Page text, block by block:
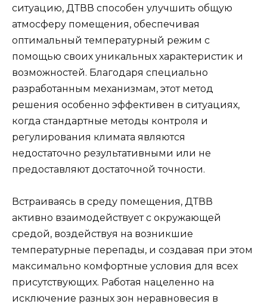
ситуацию, ДТВВ способен улучшить общую
атмосферу помещения, обеспечивая
оптимальный температурный режим с
помощью своих уникальных характеристик и
возможностей. Благодаря специально
разработанным механизмам, этот метод
решения особенно эффективен в ситуациях,
когда стандартные методы контроля и
регулирования климата являются
недостаточно результативными или не
предоставляют достаточной точности.
Встраиваясь в среду помещения, ДТВВ
активно взаимодействует с окружающей
средой, воздействуя на возникшие
температурные перепады, и создавая при этом
максимально комфортные условия для всех
присутствующих. Работая нацеленно на
исключение разных зон неравновесия в